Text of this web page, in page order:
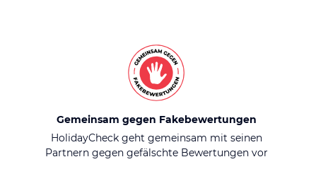
Gemeinsam gegen Fakebewertungen
HolidayCheck geht gemeinsam mit seinen
Partnern gegen gefälschte Bewertungen vor